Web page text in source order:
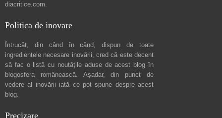
diacritice.com.
Politica de inovare
Întrucât, din când în când, dispun de toate
ingredientele necesare inovării, cred că este decent
să fac o listă cu noutățile aduse de acest blog în
blogosfera românească. Așadar, din punct de
vedere al inovării iată ce pot spune despre acest
blog.
Precizare